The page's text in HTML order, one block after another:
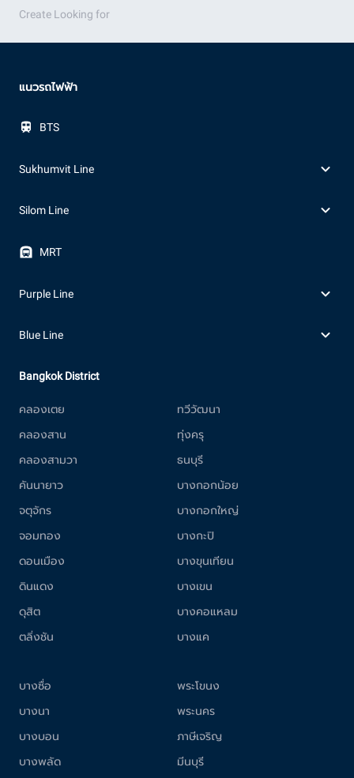
Create Looking for
แนวรถไฟฟ้า
BTS
Sukhumvit Line
Silom Line
MRT
Purple Line
Blue Line
Bangkok District
คลองเตย
คลองสาน
คลองสามวา
คันนายาว
จตุจักร
จอมทอง
ดอนเมือง
ดินแดง
ดุสิต
ตลิ่งชัน
ทวีวัฒนา
ทุ่งครุ
ธนบุรี
บางกอกน้อย
บางกอกใหญ่
บางกะปิ
บางขุนเทียน
บางเขน
บางคอแหลม
บางแค
บางซื่อ
บางนา
บางบอน
บางพลัด
พระโขนง
พระนคร
ภาษีเจริญ
มีนบุรี